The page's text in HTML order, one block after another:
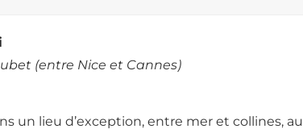
(entre Nice et Cannes)
un lieu d’exception, entre mer et collines, au